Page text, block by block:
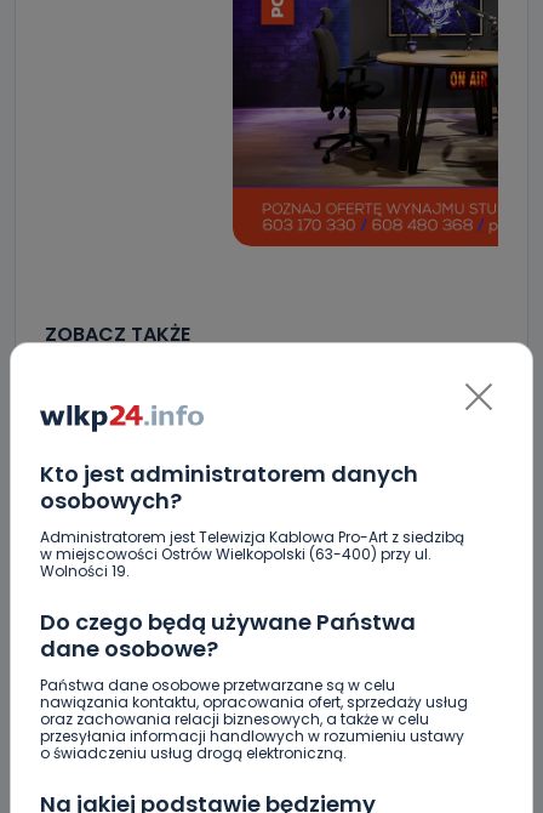
Kto jest administratorem danych
osobowych?
Administratorem jest Telewizja Kablowa Pro-Art z siedzibą
w miejscowości Ostrów Wielkopolski (63-400) przy ul.
Wolności 19.
Do czego będą używane Państwa
dane osobowe?
Państwa dane osobowe przetwarzane są w celu
nawiązania kontaktu, opracowania ofert, sprzedaży usług
oraz zachowania relacji biznesowych, a także w celu
przesyłania informacji handlowych w rozumieniu ustawy
o świadczeniu usług drogą elektroniczną.
Na jakiej podstawie będziemy
ZOBACZ TAKŻE
0
„Lawendowa” i „Pogodna” po
remoncie.…
08.08.2026 18:16
Wielkopolanie coraz częściej
08.08.2026 15:11
Blisko 30 narodowości w jednej…
Co się stanie z bluszczem na II LO? [WIDEO]